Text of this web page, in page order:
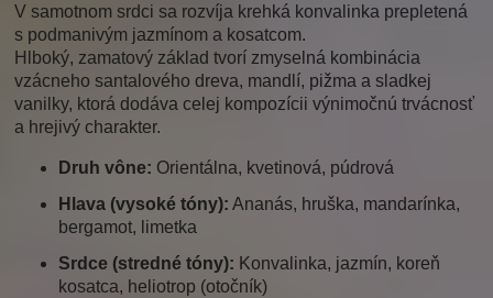
V samotnom srdci sa rozvíja krehká konvalinka prepletená
s podmanivým jazmínom a kosatcom.
Hlboký, zamatový základ tvorí zmyselná kombinácia
vzácneho santalového dreva, mandlí, pižma a sladkej
vanilky, ktorá dodáva celej kompozícii výnimočnú trvácnosť
a hrejivý charakter.
Druh vône: Orientálna, kvetinová, púdrová
Hlava (vysoké tóny): Ananás, hruška, mandarínka,
bergamot, limetka
Srdce (stredné tóny): Konvalinka, jazmín, koreň
kosatca, heliotrop (otočník)